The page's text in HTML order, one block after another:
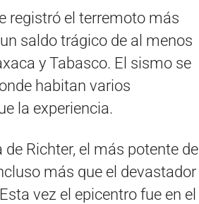
registró el terremoto más
saldo trágico de al menos
y Tabasco. El sismo se
habitan varios
la experiencia.
Richter, el más potente del
más que el devastador
vez el epicentro fue en el